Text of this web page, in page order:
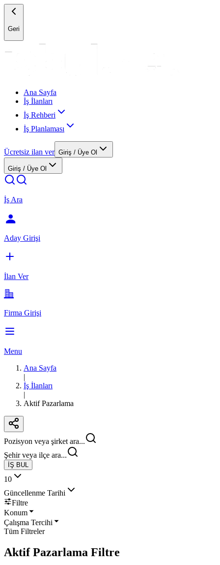
Geri
Ana Sayfa
İş İlanları
İş Rehberi
İş Planlaması
Ücretsiz ilan ver Giriş / Üye Ol
Giriş / Üye Ol
İş Ara
Aday Girişi
İlan Ver
Firma Girişi
Menu
Ana Sayfa
|
İş İlanları
|
Aktif Pazarlama
Pozisyon veya şirket ara...
Şehir veya ilçe ara...
İŞ BUL
10
Güncellenme Tarihi
Filtre
Konum
Çalışma Tercihi
Tüm Filtreler
Aktif Pazarlama Filtre